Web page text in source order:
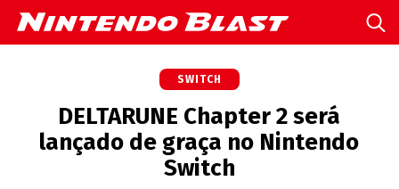
SWITCH
DELTARUNE Chapter 2 será
lançado de graça no Nintendo
Switch